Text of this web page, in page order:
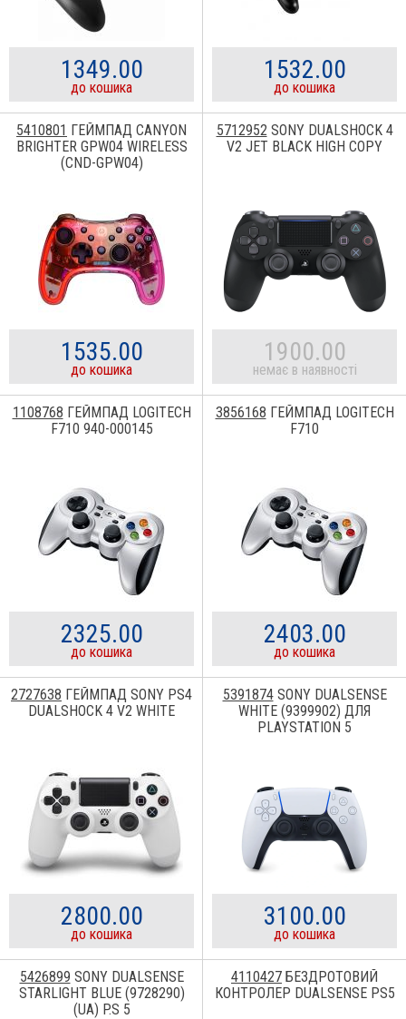
1349.00
до кошика
1532.00
до кошика
5410801 ГЕЙМПАД CANYON
BRIGHTER GPW04 WIRELESS
(CND-GPW04)
1535.00
до кошика
5712952 SONY DUALSHOCK 4
V2 JET BLACK HIGH COPY
1900.00
немає в наявності
1108768 ГЕЙМПАД LOGITECH
F710 940-000145
2325.00
до кошика
3856168 ГЕЙМПАД LOGITECH
F710
2403.00
до кошика
2727638 ГЕЙМПАД SONY PS4
DUALSHOCK 4 V2 WHITE
2800.00
до кошика
5391874SONY DUALSENSE
WHITE (9399902) ДЛЯ
PLAYSTATION 5
3100.00
до кошика
5426899 SONY DUALSENSE
STARLIGHT BLUE (9728290)
(UA) P.S 5
4110427 БЕЗДРОТОВИЙ
КОНТРОЛЕР DUALSENSE PS5